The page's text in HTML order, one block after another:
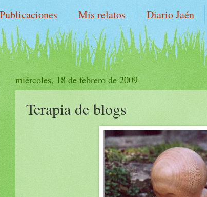
Publicaciones Mis relatos Diario Jaén
miércoles, 18 de febrero de 2009
Terapia de blogs